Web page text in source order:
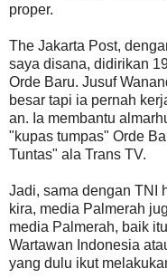
proper.
The Jakarta Post,
saya disana, didirikan
Orde Baru. Jusuf
besar tapi ia pernah
an. Ia membantu
"kupas tumpas" Orde
Tuntas" ala Trans TV.
Jadi, sama dengan TNI
kira, media Palmerah
media Palmerah, baik
Wartawan Indonesia
yang dulu ikut